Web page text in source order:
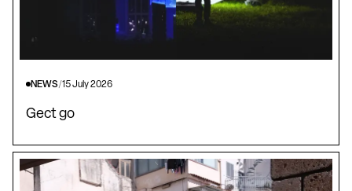
NEWS/15 July 2026
Gect go